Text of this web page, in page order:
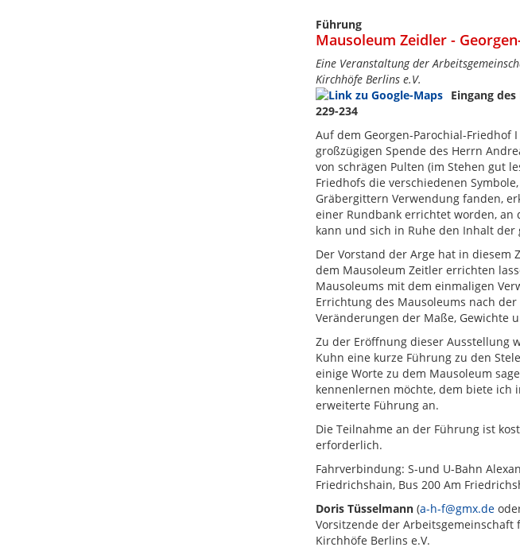
Führung
Mausoleum Zeidler -
Eine Veranstaltung der
Kirchhöfe Berlins e.V.
Eingang
229-234
Auf dem Georgen-Parochial-
großzügigen Spende des Herrn
von schrägen Pulten (im Stehen gut
Friedhofs die verschiedenen
Gräbergittern Verwendung fanden,
einer Rundbank errichtet worden, an
kann und sich in Ruhe den Inhalt
Der Vorstand der Arge hat in diesem
dem Mausoleum Zeitler errichten
Mausoleums mit dem einmaligen
Errichtung des Mausoleums nach
Veränderungen der Maße, Gewichte
Zu der Eröffnung dieser Ausstellung
Kuhn eine kurze Führung zu den
einige Worte zu dem Mausoleum
kennenlernen möchte, dem biete ich
erweiterte Führung an.
Die Teilnahme an der Führung ist
erforderlich.
Fahrverbindung: S-und U-Bahn
Friedrichshain, Bus 200 Am
Doris Tüsselmann (a-h-f@gmx.de
Vorsitzende der
Kirchhöfe Berlins e.V.